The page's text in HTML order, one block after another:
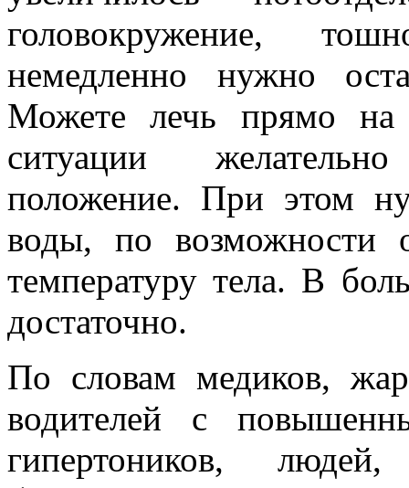
головокружение,
немедленно нужно
Можете лечь прямо на
ситуации
положение. При этом
воды, по возможности
температуру тела. В
достаточно.
По словам медиков,
водителей с
гипертоников,